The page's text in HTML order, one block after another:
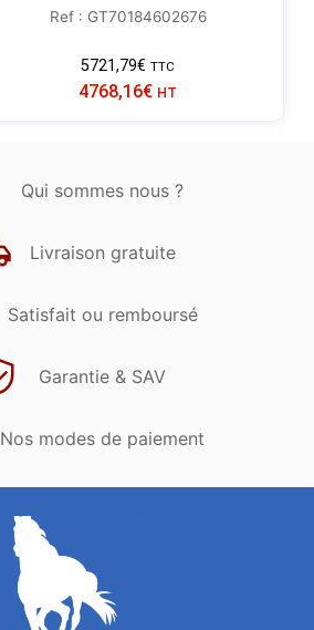
Ref : GT70184602676
5721,79€ TTC
4768,16€ HT
Qui sommes nous ?
Livraison gratuite
Satisfait ou remboursé
Garantie & SAV
Nos modes de paiement